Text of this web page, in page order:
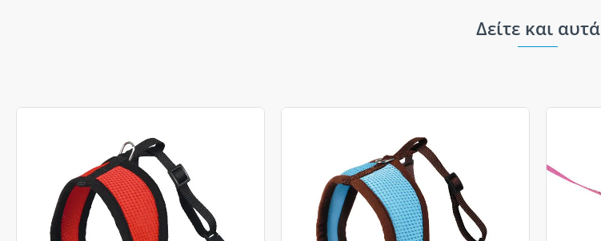
Δείτε και αυτά